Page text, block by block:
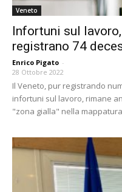
Veneto
Infortuni sul
registrano 74
Enrico Pigato -
28 Ottobre 2022
Il Veneto, pur registrando
infortuni sul lavoro, rimane
"zona gialla" nella